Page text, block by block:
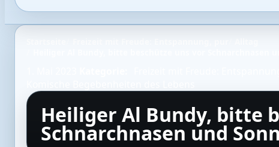
Heiliger Al Bundy, bitte
Schnarchnasen und